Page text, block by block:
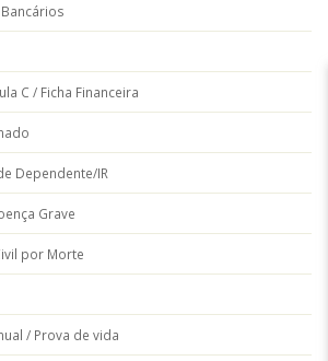
C / Ficha Financeira
Dependente/IR
Grave
por Morte
/ Prova de vida